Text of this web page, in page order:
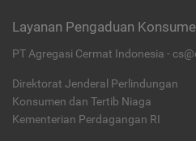
Layanan Pengaduan
PT Agregasi Cermat Indonesia -
Direktorat Jenderal Perlindungan
Konsumen dan Tertib Niaga
Kementerian Perdagangan RI